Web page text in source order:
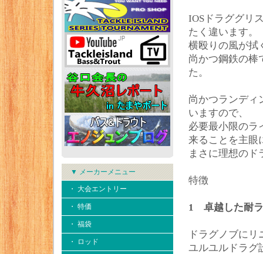
▼ メーカーメニュー
・ 大会エントリー
・ 特価
・ 福袋
・ ロッド
IOSドラググリ
たく違います。
横殴りの風が拭
尚かつ鋼鉄の棒
た。
尚かつランディ
いますので、
必要最小限のラ
来ることを主眼
まさに理想のド
特徴
1 卓越した耐
ドラグノブに
ユルユルドラグ